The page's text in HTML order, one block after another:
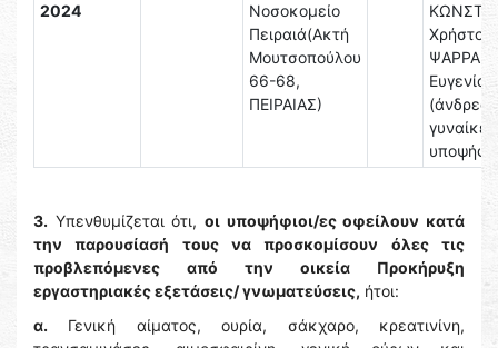
2024
Νοσοκομείο
Πειραιά(Ακτή
Μουτσοπούλου
66-68,
ΠΕΙΡΑΙΑΣ)
Χρήστος
Ευγενία-
(άνδρες
γυναίκες
3. Υπενθυμίζεται ότι, οι υποψήφιοι/ες οφείλουν κατά
την παρουσίασή τους να προσκομίσουν όλες τις
προβλεπόμενες από την οικεία Προκήρυξη
εργαστηριακές εξετάσεις/ γνωματεύσεις, ήτοι:
α. Γενική αίματος, ουρία, σάκχαρο, κρεατινίνη,